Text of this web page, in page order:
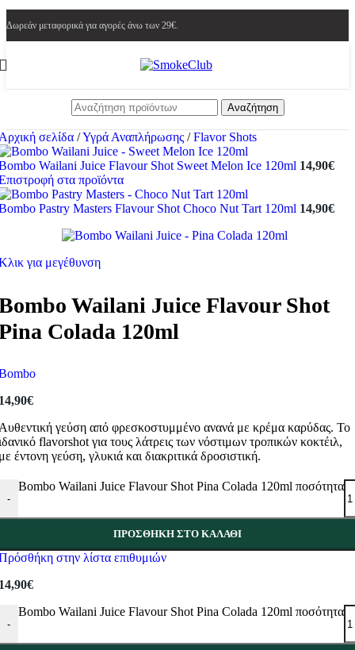
Δωρεάν μεταφορικά για αγορές άνω των 29€.
Αναζήτηση
σελίδα /Υγρά Αναπλήρωσης / Flavor Shots
Wailani Juice Flavour Shot Sweet Melon Ice 120ml 14,90€
στα προϊόντα
Pastry Masters Flavour Shot Choco Nut Tart 120ml 14,90€
για μεγέθυνση
Wailani Juice Flavour Shot
Colada 120ml
€
γεύση από φρεσκοστυμμένο ανανά με κρέμα καρύδας. Το
flavorshot για τους λάτρεις των νόστιμων τροπικών κοκτέιλ,
έντονη γεύση, γλυκιά και διακριτικά δροσιστική.
-
Bombo Wailani Juice Flavour Shot Pina Colada 120ml ποσότητα
ΠΡΟΣΘΉΚΗ ΣΤΟ ΚΑΛΆΘΙ
στην λίστα επιθυμιών
€
-
Bombo Wailani Juice Flavour Shot Pina Colada 120ml ποσότητα